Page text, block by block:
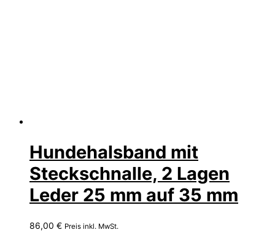
Hundehalsband mit
Steckschnalle, 2 Lagen
Leder 25 mm auf 35 mm
86,00 € Preis inkl. MwSt.